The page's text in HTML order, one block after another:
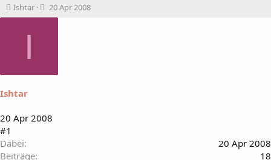
T
h
a
t
Ishtar
B
e
m
20 Apr 2008
I
Ishtar
20 Apr 2008
#1
Dabei
20 Apr 2008
Beiträge
18